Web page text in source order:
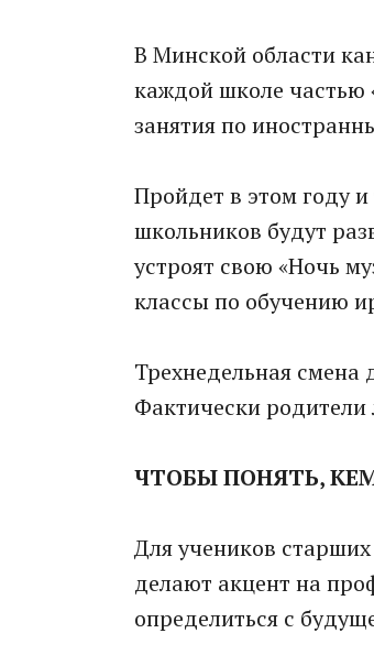
В Минской области
каждой школе частью
занятия по
Пройдет в этом году
школьников будут
устроят свою «Ночь
классы по обучению
Трехнедельная смена
Фактически
ЧТОБЫ ПОНЯТЬ,
Для учеников
делают акцент на
определиться с